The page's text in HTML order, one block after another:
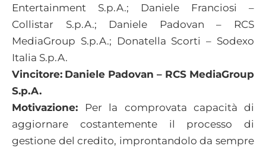
Entertainment S.p.A.; Daniele Franciosi –
Collistar S.p.A.; Daniele Padovan – RCS
MediaGroup S.p.A.; Donatella Scorti – Sodexo
Italia S.p.A.
Vincitore: Daniele Padovan – RCS MediaGroup
S.p.A.
Motivazione: Per la comprovata capacità di
aggiornare costantemente il processo di
gestione del credito, improntandolo da sempre